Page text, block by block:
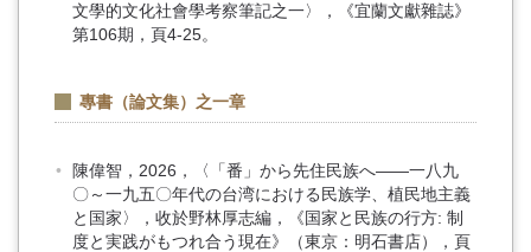
文學的文化社會學考察筆記之一〉，《宜蘭文獻雜誌》
第106期，頁4-25。
專書（論文集）之一章
陳偉智，2026，〈「番」から先住民族へ――一八九
〇～一九五〇年代の台湾における民族学、植民地主義
と国家〉，收於野林厚志編，《国家と民族の行方: 制
度と実践がもつれ合う現在》（東京：明石書店），頁